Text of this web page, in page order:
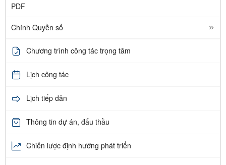
PDF
Chính Quyền số
Chương trình công tác trọng tâm
Lịch công tác
Lịch tiếp dân
Thông tin dự án, đấu thầu
Chiến lược định hướng phát triển